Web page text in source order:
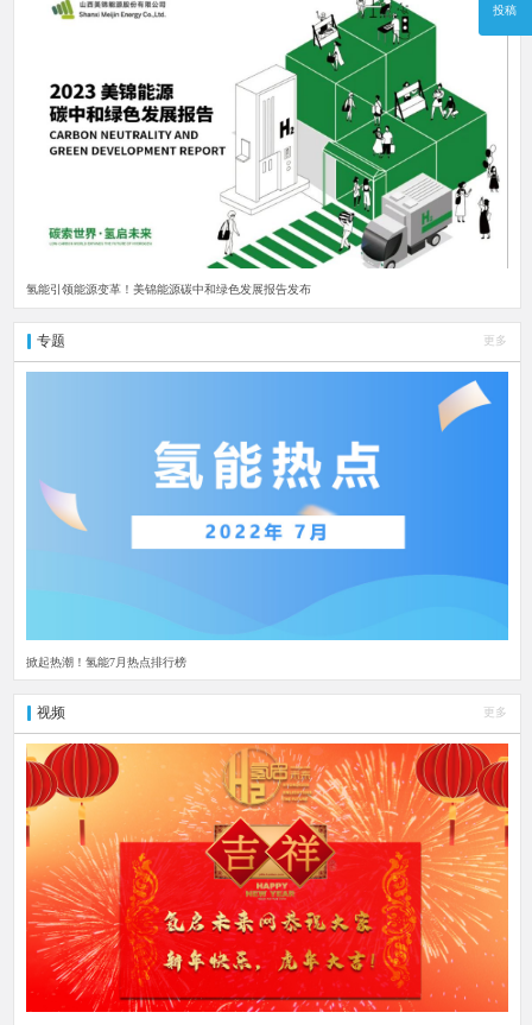
投稿
氢能引领能源变革！美锦能源碳中和绿色发展报告发布
专题 更多
掀起热潮！氢能7月热点排行榜
视频 更多